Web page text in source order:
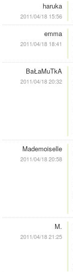
haruka
2011/04/18 15:56
emma
2011/04/18 18:41
BaŁaMuTkA
2011/04/18 20:32
Mademoiselle
2011/04/18 20:58
M.
2011/04/18 21:25